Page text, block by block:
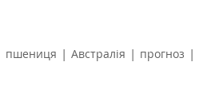
пшениця | Австралія | прогноз |